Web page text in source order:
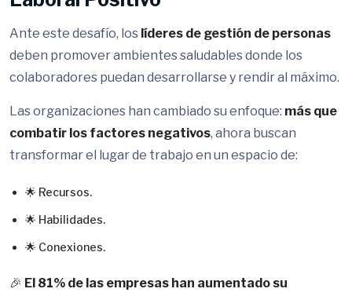
Ante este desafío, los líderes de gestión de personas
deben promover ambientes saludables donde los
colaboradores puedan desarrollarse y rendir al máximo.
Las organizaciones han cambiado su enfoque: más que
combatir los factores negativos, ahora buscan
transformar el lugar de trabajo en un espacio de:
🌟 Recursos.
🌟 Habilidades.
🌟 Conexiones.
🎉 El 81% de las empresas han aumentado su